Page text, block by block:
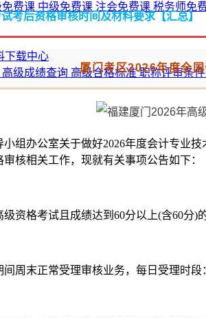
费课 中级免费课 注会免费课 税务师免
下载中心
高级成绩查询 高级合格标准职称评审条
考后资格审核时间及材料要求【汇总】
厦门考区2026年度全
组办公室关于做好2026年度会计专业
核相关工作，现就有关事项公告如下：
资格考试且成绩达到60分以上(含60分)
间周末正常受理审核业务，每日受理时段